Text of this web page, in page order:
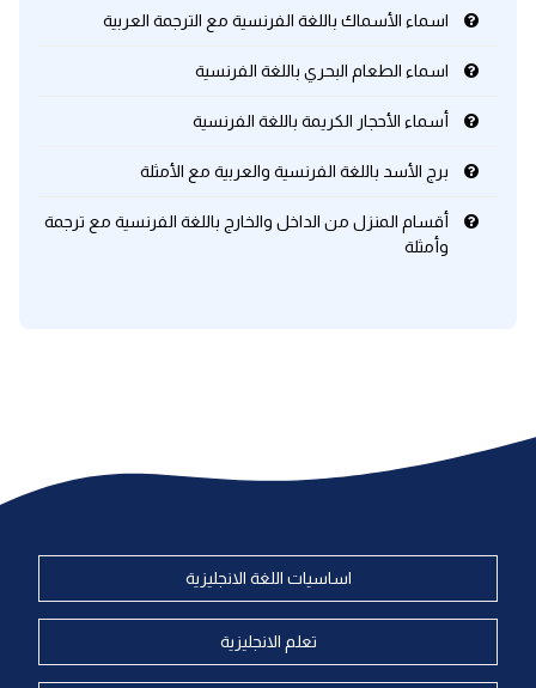
اسماء الأسماك باللغة الفرنسية مع الترجمة العربية
اسماء الطعام البحري باللغة الفرنسية
أسماء الأحجار الكريمة باللغة الفرنسية
برج الأسد باللغة الفرنسية والعربية مع الأمثلة
أقسام المنزل من الداخل والخارج باللغة الفرنسية مع ترجمة
وأمثلة
اساسيات اللغة الانجليزية
تعلم الانجليزية